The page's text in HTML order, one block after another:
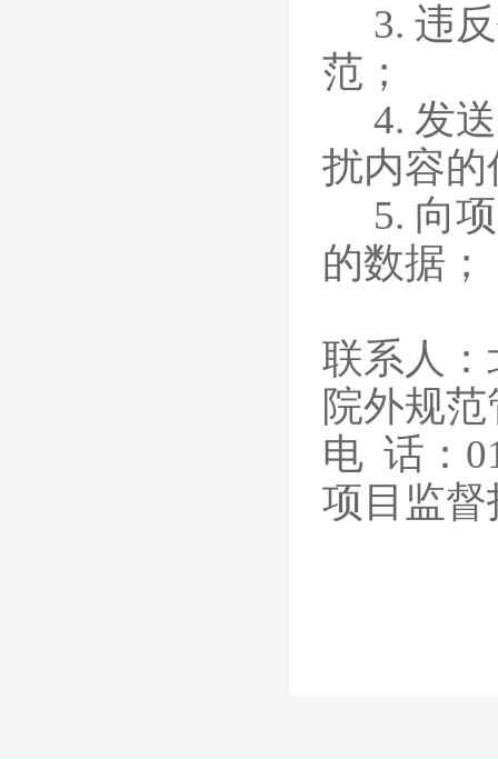
3. 违
范；
4. 发
扰内容的
5. 向
的数据；
联系人
院外规
电 话：
项目监